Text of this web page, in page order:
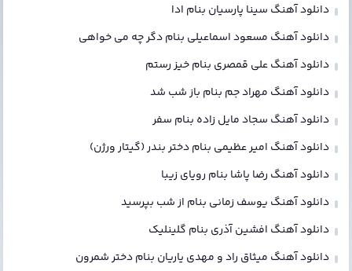
دانلود آهنگ سینا پارسیان بنام ادا
دانلود آهنگ مسعود اسماعیلی بنام دگر چه می خواهی
دانلود آهنگ علی قمصری بنام خیز رستم
دانلود آهنگ مهراد جم بنام باز شب شد
دانلود آهنگ سجاد مایل زاده بنام سفر
دانلود آهنگ امیر عظیمی بنام دختر بندر (گیتار ورژن)
دانلود آهنگ رضا پاشا بنام رویای زیبا
دانلود آهنگ یوسف زمانی بنام از شب بپرسید
دانلود آهنگ افشین آذری بنام گلینلیک
دانلود آهنگ میثاق راد و مهدی یاریان بنام دختر شمرون